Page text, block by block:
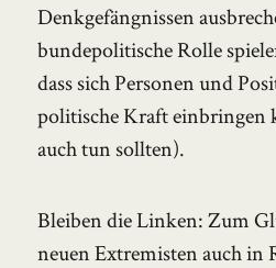
Denkgefängnissen
bundepolitische Rolle
dass sich Personen und
politische Kraft einbringen
auch tun sollten).
Bleiben die Linken: Zum
neuen Extremisten auch in